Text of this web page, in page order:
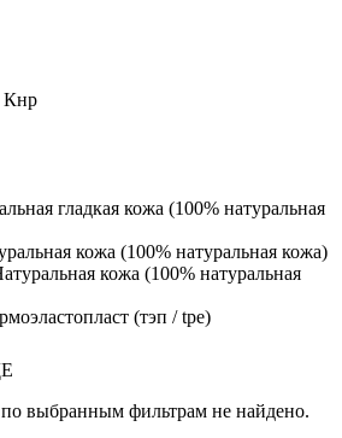
Кнр
гладкая кожа (100% натуральная
кожа (100% натуральная кожа)
кожа (100% натуральная
(тэп / tpe)
выбранным фильтрам не найдено.